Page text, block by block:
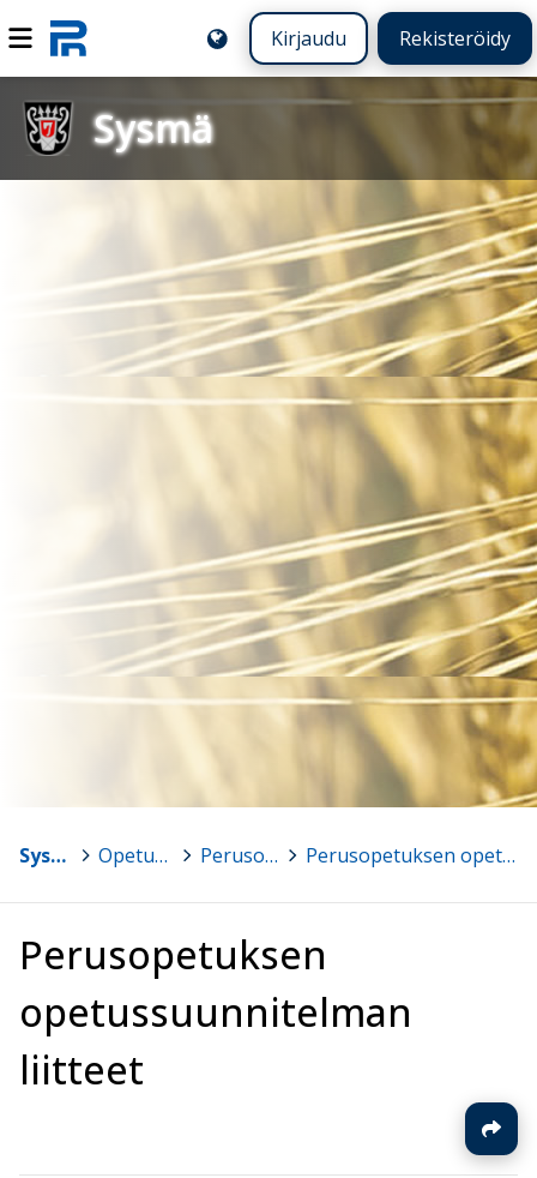
Kirjaudu Rekisteröidy
Sysmä
Sysmä Opetussuunnitelmat 2016 ja 2021(lukio) > Perusopetuksen opetussuunnitelma 2016 > Perusopetuksen opetussuunnitelman liitteet
Perusopetuksen
opetussuunnitelman
liitteet